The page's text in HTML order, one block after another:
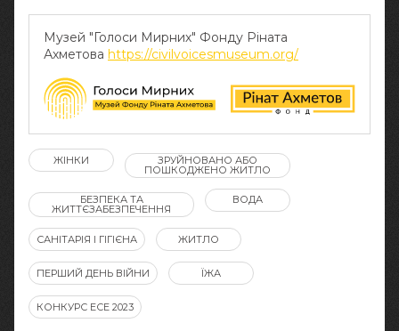
Музей "Голоси Мирних" Фонду Ріната
Ахметова https://civilvoicesmuseum.org/
ЖІНКИ ЗРУЙНОВАНО АБО
ПОШКОДЖЕНО ЖИТЛО
БЕЗПЕКА ТА
ЖИТТЄЗАБЕЗПЕЧЕННЯ
ВОДА
САНІТАРІЯ І ГІГІЄНА ЖИТЛО
ПЕРШИЙ ДЕНЬ ВІЙНИ ЇЖА
КОНКУРС ЕСЕ 2023